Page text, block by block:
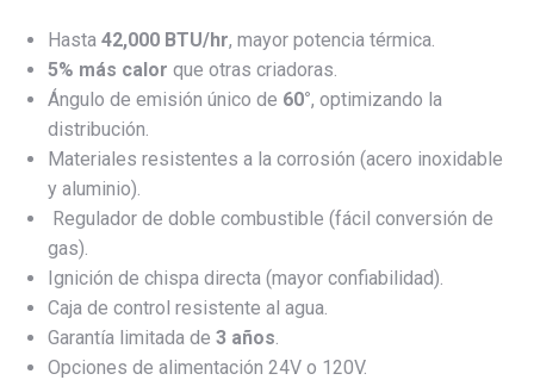
Hasta 42,000 BTU/hr, mayor potencia térmica.
5% más calor que otras criadoras.
Ángulo de emisión único de 60°, optimizando la
distribución.
Materiales resistentes a la corrosión (acero inoxidable
y aluminio).
Regulador de doble combustible (fácil conversión de
gas).
Ignición de chispa directa (mayor confiabilidad).
Caja de control resistente al agua.
Garantía limitada de 3 años.
Opciones de alimentación 24V o 120V.